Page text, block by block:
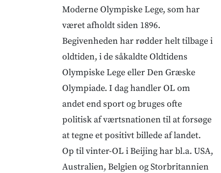
Moderne Olympiske Lege, som har
været afholdt siden 1896.
Begivenheden har rødder helt tilbage i
oldtiden, i de såkaldte Oldtidens
Olympiske Lege eller Den Græske
Olympiade. I dag handler OL om
andet end sport og bruges ofte
politisk af værtsnationen til at forsøge
at tegne et positivt billede af landet.
Op til vinter-OL i Beijing har bl.a. USA,
Australien, Belgien og Storbritannien